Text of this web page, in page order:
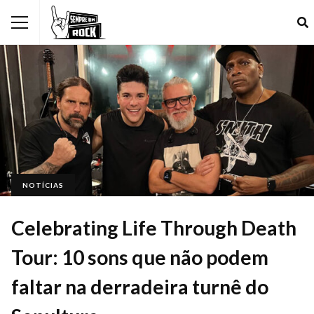
NOTÍCIAS
Celebrating Life Through Death
Tour: 10 sons que não podem
faltar na derradeira turnê do